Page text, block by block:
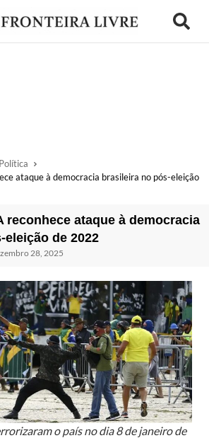
Política
ataque à democracia brasileira no pós-eleição
reconhece ataque à democracia
de 2022
28, 2025
o país no dia 8 de janeiro de